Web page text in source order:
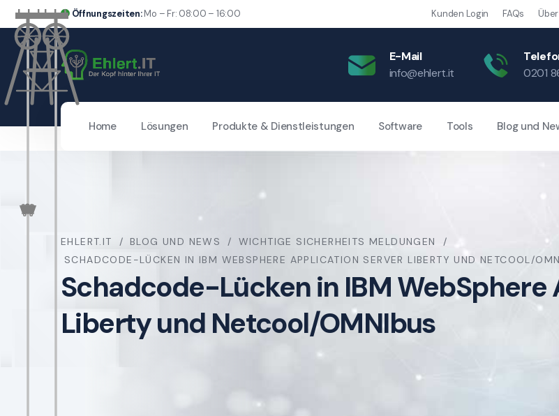
Öffnungszeiten:Mo – Fr: 08:00 – 16:00 Kunden Login FAQs
E-Mail
info@ehlert.it
0201
Home Lösungen Produkte & Dienstleistungen Software Tools Blog und
EHLERT.IT BLOG UND NEWS
WICHTIGE SICHERHEITS MELDUNGEN
SCHADCODE-LÜCKEN IN IBM WEBSPHERE APPLICATION SERVER LIBERTY UND NETCOOL/
Schadcode-Lücken in IBM
Liberty und Netcool/OMNIbus